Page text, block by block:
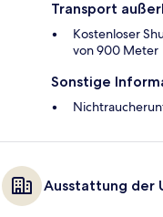
Transport
Kostenloser
von 900 Meter
Sonstige
Ausstattung der